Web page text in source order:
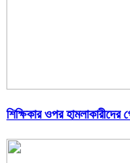
শিক্ষিকার ওপর হামলাকারীদের